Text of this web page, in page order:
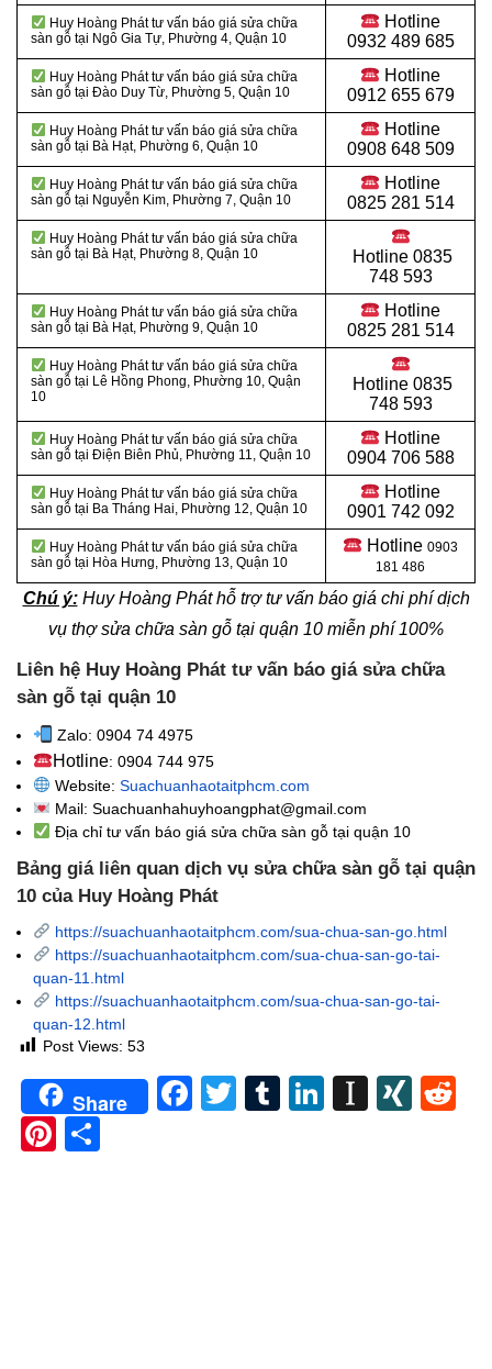
Huy Hoàng Phát tư vấn báo giá sửa chữa
sàn gỗ tại Ngô Gia Tự, Phường 4, Quận 10
Hotline
0932 489 685
Huy Hoàng Phát tư vấn báo giá sửa chữa
sàn gỗ tại Đào Duy Từ, Phường 5, Quận 10
Hotline
0912 655 679
Huy Hoàng Phát tư vấn báo giá sửa chữa
sàn gỗ tại Bà Hạt, Phường 6, Quận 10
Hotline
0908 648 509
Huy Hoàng Phát tư vấn báo giá sửa chữa
sàn gỗ tại Nguyễn Kim, Phường 7, Quận 10
Hotline
0825 281 514
Huy Hoàng Phát tư vấn báo giá sửa chữa
sàn gỗ tại Bà Hạt, Phường 8, Quận 10 Hotline 0835
748 593
Huy Hoàng Phát tư vấn báo giá sửa chữa
sàn gỗ tại Bà Hạt, Phường 9, Quận 10
Hotline
0825 281 514
Huy Hoàng Phát tư vấn báo giá sửa chữa
sàn gỗ tại Lê Hồng Phong, Phường 10, Quận
10
Hotline 0835
748 593
Huy Hoàng Phát tư vấn báo giá sửa chữa
sàn gỗ tại Điện Biên Phủ, Phường 11, Quận 10
Hotline
0904 706 588
Huy Hoàng Phát tư vấn báo giá sửa chữa
sàn gỗ tại Ba Tháng Hai, Phường 12, Quận 10
Hotline
0901 742 092
Huy Hoàng Phát tư vấn báo giá sửa chữa
sàn gỗ tại Hòa Hưng, Phường 13, Quận 10
Hotline0903
181 486
Chú ý:Huy Hoàng Phát hỗ trợ tư vấn báo giá chi phí dịch
vụ thợ sửa chữa sàn gỗ tại quận 10 miễn phí 100%
Liên hệ Huy Hoàng Phát tư vấn báo giá sửa chữa
sàn gỗ tại quận 10
Zalo: 0904 74 4975
Hotline: 0904 744 975
Website: Suachuanhaotaitphcm.com
Mail: Suachuanhahuyhoangphat@gmail.com
Địa chỉ tư vấn báo giá sửa chữa sàn gỗ tại quận 10
Bảng giá liên quan dịch vụ sửa chữa sàn gỗ tại quận
10 của Huy Hoàng Phát
https://suachuanhaotaitphcm.com/sua-chua-san-go.html
https://suachuanhaotaitphcm.com/sua-chua-san-go-tai-
quan-11.html
https://suachuanhaotaitphcm.com/sua-chua-san-go-tai-
quan-12.html
Post Views: 53
Share Facebook
TwitterTumblrLinkedIn
Pinterest